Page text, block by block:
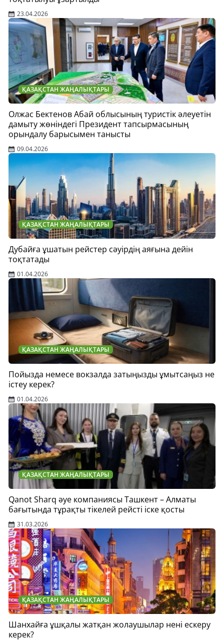
23.04.2026
ҚАЗАҚСТАН ЖАҢАЛЫҚТАРЫ
Олжас Бектенов Абай облысының туристік әлеуетін
дамыту жөніндегі Президент тапсырмасының
орындалу барысымен танысты
09.04.2026
ҚАЗАҚСТАН ЖАҢАЛЫҚТАРЫ
Дубайға ұшатын рейстер сәуірдің аяғына дейін
тоқтатады
01.04.2026
ҚАЗАҚСТАН ЖАҢАЛЫҚТАРЫ
Пойызда немесе вокзалда затыңызды ұмытсаңыз не
істеу керек?
01.04.2026
ҚАЗАҚСТАН ЖАҢАЛЫҚТАРЫ
Qanot Sharq әуе компаниясы Ташкент – Алматы
бағытында тұрақты тікелей рейсті іске қосты
31.03.2026
ҚАЗАҚСТАН ЖАҢАЛЫҚТАРЫ
Шанхайға ұшқалы жатқан жолаушылар нені ескеру
керек?